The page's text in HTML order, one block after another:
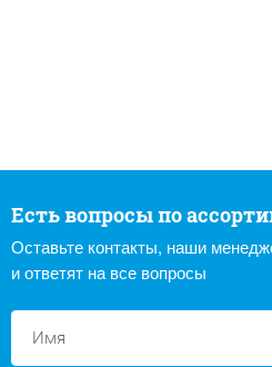
Есть вопросы по
Оставьте контакты, наши
и ответят на все вопросы